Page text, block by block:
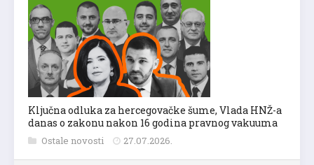
Ključna odluka za hercegovačke šume, Vlada HNŽ-a
danas o zakonu nakon 16 godina pravnog vakuuma
Ostale novosti 27.07.2026.